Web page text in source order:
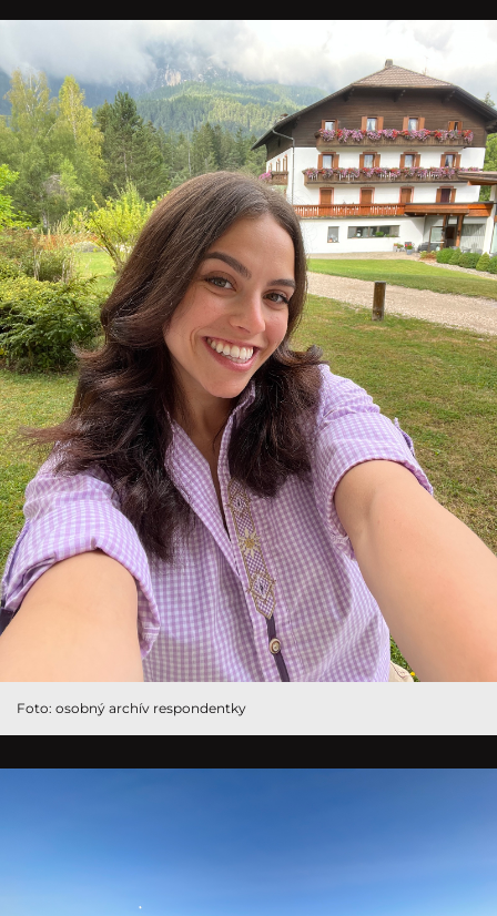
Foto: osobný archív respondentky